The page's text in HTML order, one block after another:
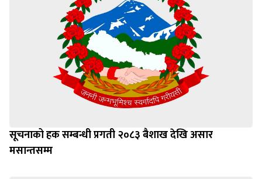
सूचनाको हक सम्बन्धी प्रगती २०८३ बैशाख देखि असार
मसान्तसम्म